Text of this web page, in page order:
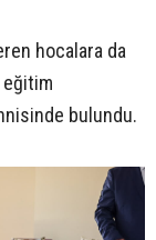
hocalara da
eğitim
bulundu.